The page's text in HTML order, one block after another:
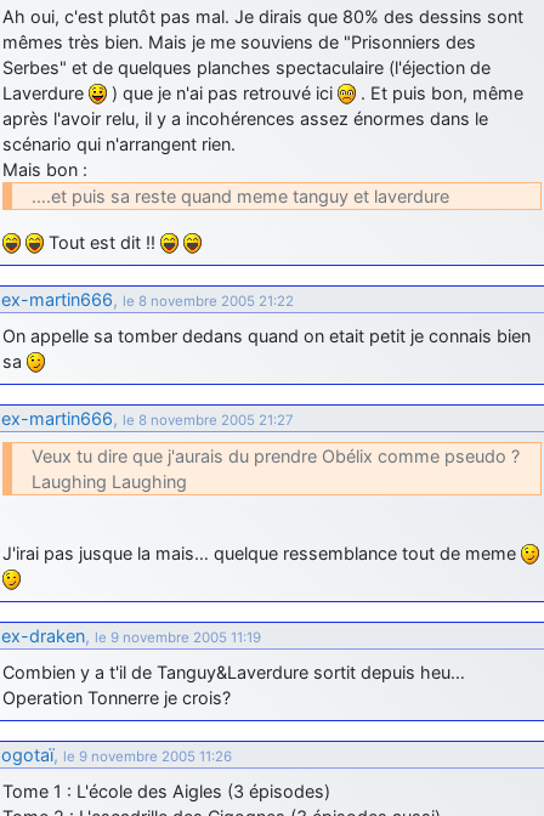
d9pouces: cette fois, c'est le Brésil et Singapour qui mettent le site
par terre
jericho: Ah ben je peux te confirmer que j'étais resté dans le filtre…
d9pouces: Désolé ! Mon filtrage a été un peu trop violent
manifestement
tout voir
Ah oui, c'est plutôt pas mal. Je dirais que 80% des dessins sont
mêmes très bien. Mais je me souviens de "Prisonniers des
Serbes" et de quelques planches spectaculaire (l'éjection de
Laverdure
) que je n'ai pas retrouvé ici
. Et puis bon, même
après l'avoir relu, il y a incohérences assez énormes dans le
scénario qui n'arrangent rien.
Mais bon :
….et puis sa reste quand meme tanguy et laverdure
Tout est dit !!
ex-martin666, le 8 novembre 2005 21:22
On appelle sa tomber dedans quand on etait petit je connais bien
sa
ex-martin666, le 8 novembre 2005 21:27
Veux tu dire que j'aurais du prendre Obélix comme pseudo ?
Laughing Laughing
J'irai pas jusque la mais… quelque ressemblance tout de meme
ex-draken, le 9 novembre 2005 11:19
Combien y a t'il de Tanguy&Laverdure sortit depuis heu…
Operation Tonnerre je crois?
ogotaï, le 9 novembre 2005 11:26
Tome 1 : L'école des Aigles (3 épisodes)